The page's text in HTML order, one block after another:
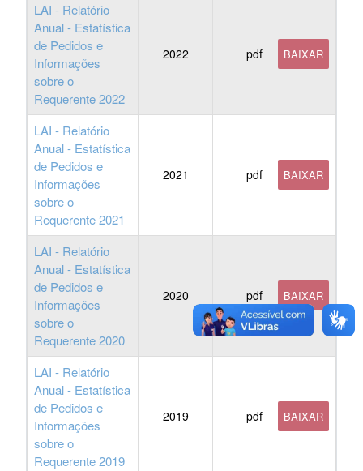
LAI - Relatório
Anual - Estatística
de Pedidos e
Informações
sobre o
Requerente 2022
2022 pdf BAIXAR
LAI - Relatório
Anual - Estatística
de Pedidos e
Informações
sobre o
Requerente 2021
2021 pdf BAIXAR
LAI - Relatório
Anual - Estatística
de Pedidos e
Informações
sobre o
Requerente 2020
2020 pdf BAIXAR
LAI - Relatório
Anual - Estatística
de Pedidos e
Informações
sobre o
Requerente 2019
2019 pdf BAIXAR